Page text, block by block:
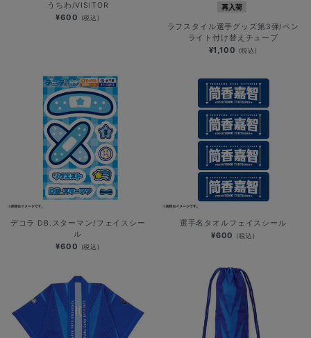
うちわ/VISITOR
¥600 (税込)
再入荷
ラフスタイル選手グッズ第3弾/ペン
ライト付け替えチューブ
¥1,100 (税込)
デコラ DB.スターマン/フェイスシー
ル
¥600 (税込)
選手名タオルフェイスシール
¥600 (税込)